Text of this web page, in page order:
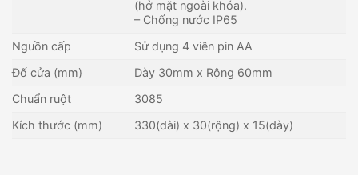
(hở mặt ngoài khóa).
– Chống nước IP65
Nguồn cấp
Sử dụng 4 viên pin AA
Đố cửa (mm)
Dày 30mm x Rộng 60mm
Chuẩn ruột
3085
Kích thước (mm)
330(dài) x 30(rộng) x 15(dày)